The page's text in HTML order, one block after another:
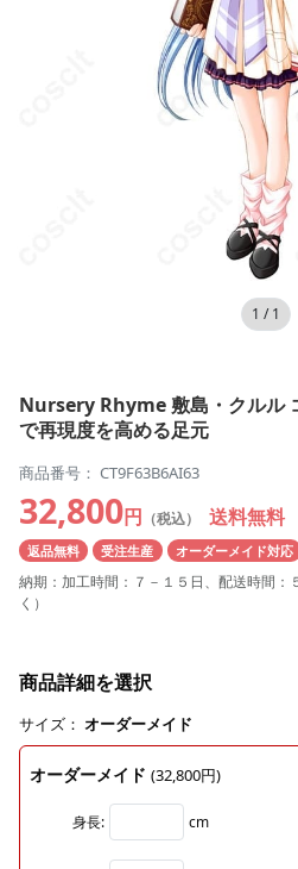
1 /1
Nursery Rhyme 敷島・クルル
で再現度を高める足元
商品番号： CT9F63B6AI63
32,800円 （税込） 送料無料
返品無料 受注生産 オーダーメイド対応
納期：加工時間：７－１５日、配送時間
く）
商品詳細を選択
サイズ： オーダーメイド
オーダーメイド (32,800円)
身長: cm